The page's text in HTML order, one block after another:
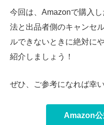
今回は、Amazonで購入
法と出品者側のキャンセ
ルできないときに絶対に
紹介しましょう！
ぜひ、ご参考になれば幸い
Amazon公